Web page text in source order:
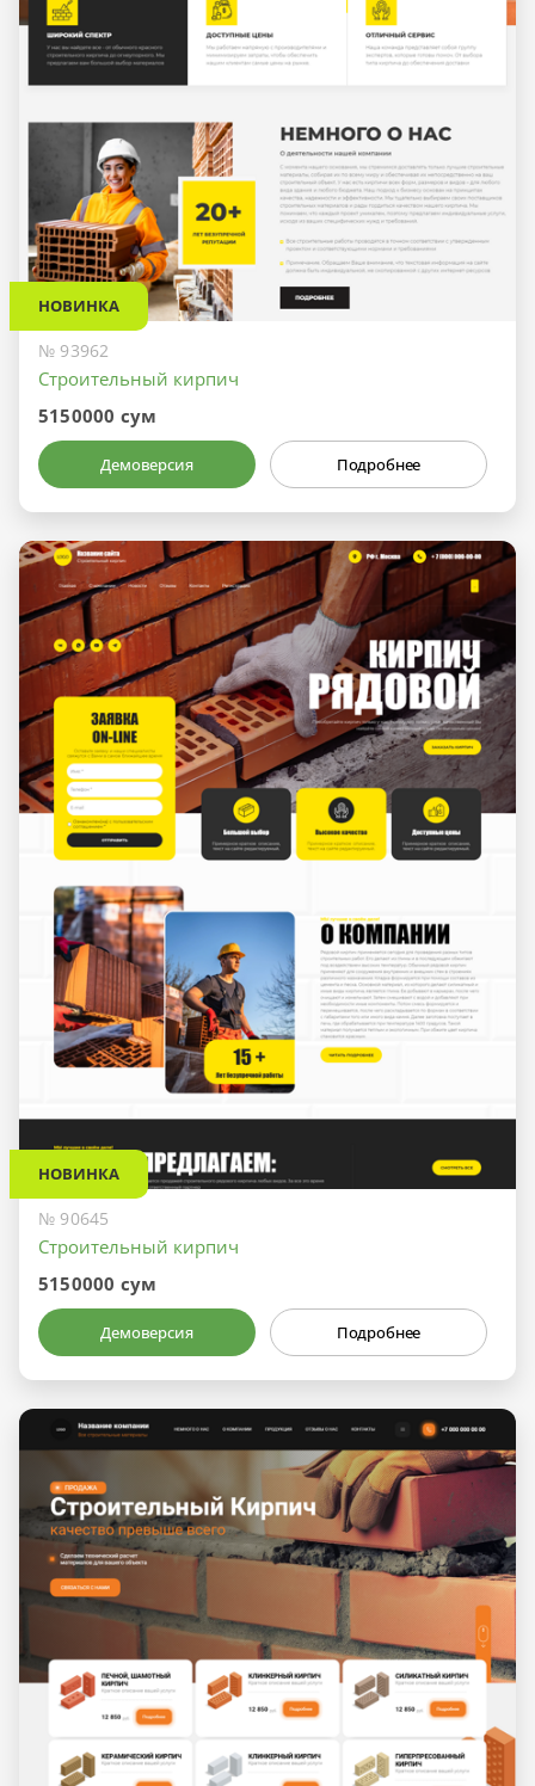
НОВИНКА
№ 93962
Строительный кирпич
5150000 сум
Демоверсия Подробнее
НОВИНКА
№ 90645
Строительный кирпич
5150000 сум
Демоверсия Подробнее